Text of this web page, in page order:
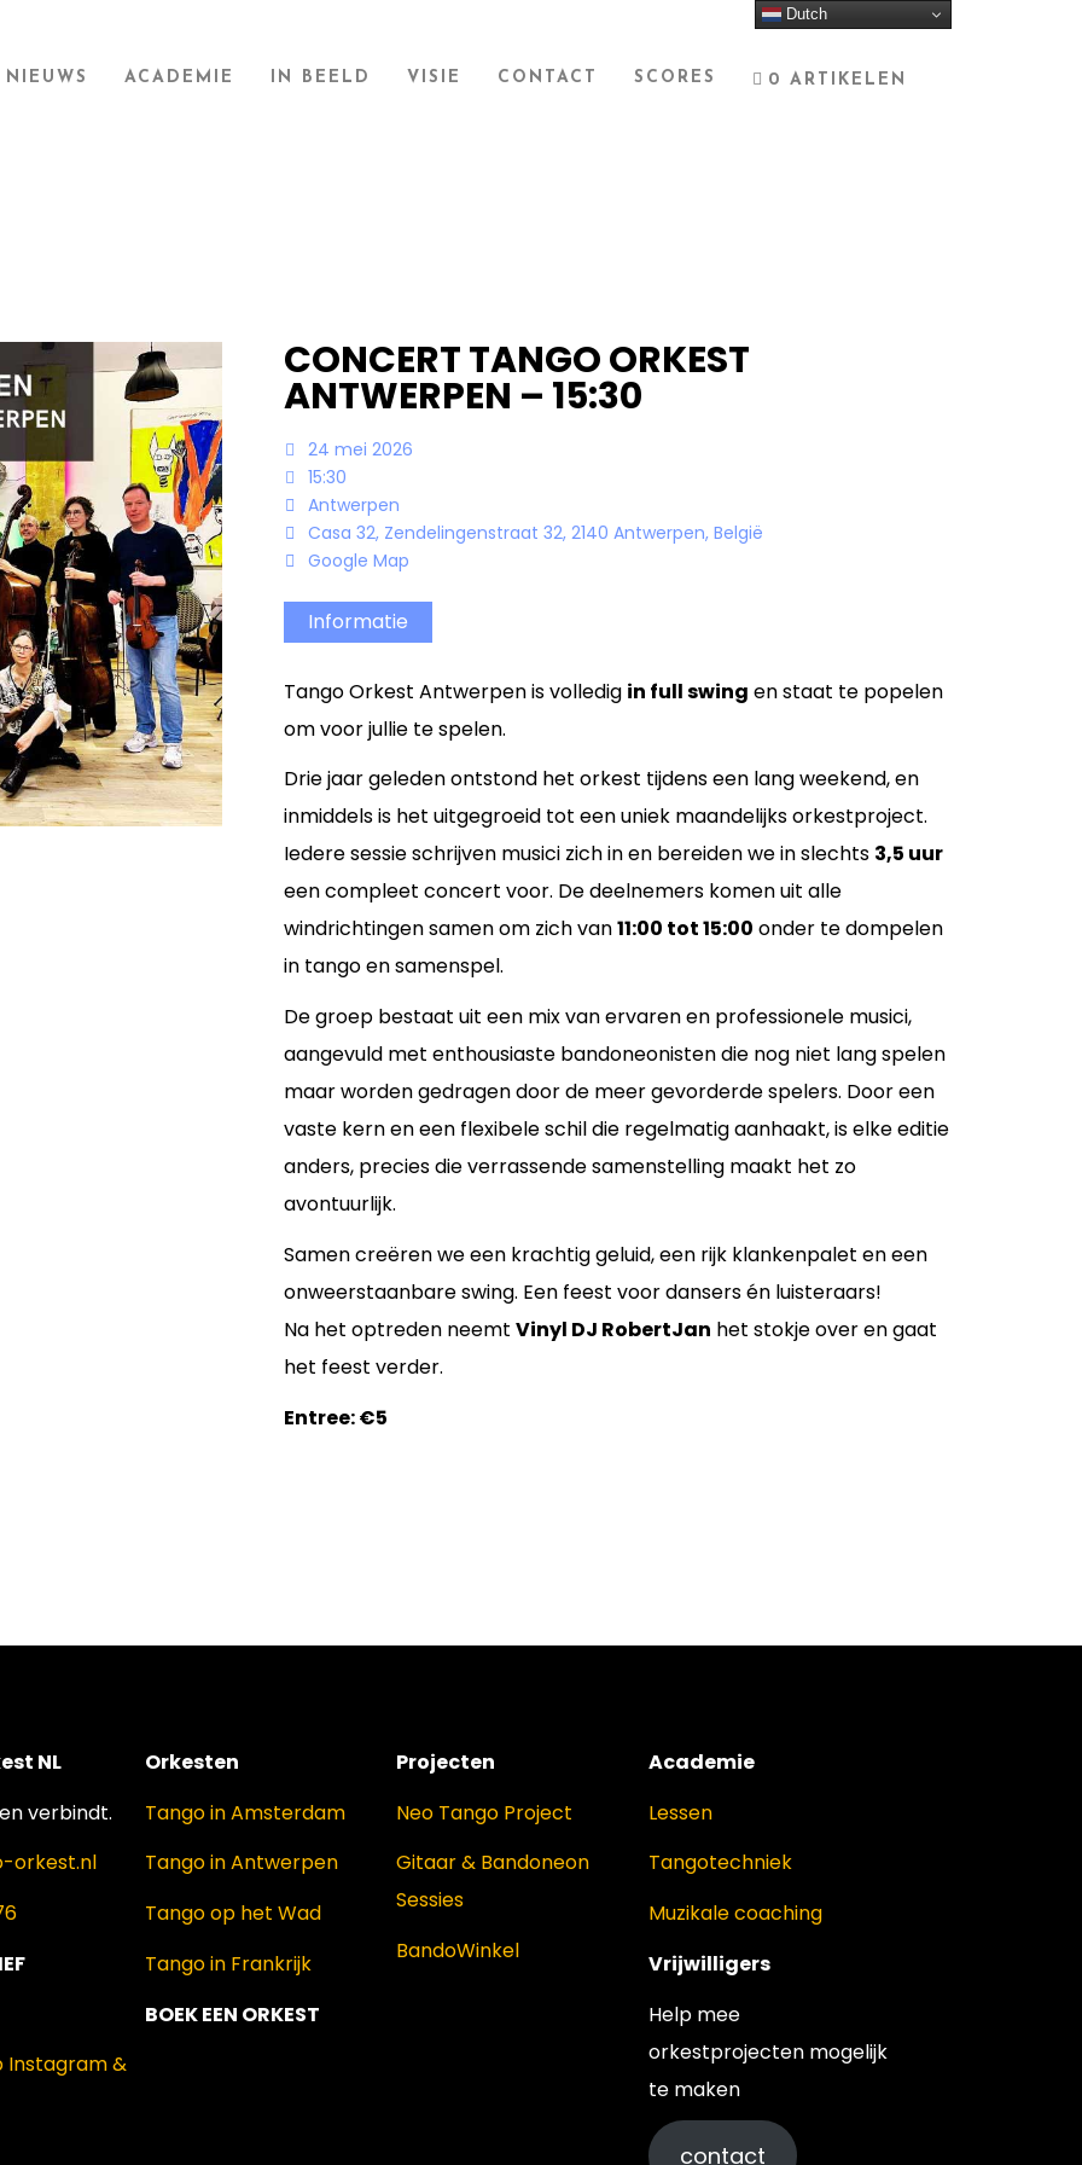
NIEUWS ACADEMIE IN BEELD VISIE CONTACT SCORES 0 ARTIKELEN
CONCERT TANGO ORKEST
ANTWERPEN – 15:30
24 mei 2026
15:30
Antwerpen
Casa 32, Zendelingenstraat 32, 2140 Antwerpen, België
Google Map
Informatie
Tango Orkest Antwerpen is volledig in full swing en staat te popelen
om voor jullie te spelen.
Drie jaar geleden ontstond het orkest tijdens een lang weekend, en
inmiddels is het uitgegroeid tot een uniek maandelijks orkestproject.
Iedere sessie schrijven musici zich in en bereiden we in slechts 3,5 uur
een compleet concert voor. De deelnemers komen uit alle
windrichtingen samen om zich van11:00 tot 15:00 onder te dompelen
in tango en samenspel.
De groep bestaat uit een mix van ervaren en professionele musici,
aangevuld met enthousiaste bandoneonisten die nog niet lang spelen
maar worden gedragen door de meer gevorderde spelers. Door een
vaste kern en een flexibele schil die regelmatig aanhaakt, is elke editie
anders, precies die verrassende samenstelling maakt het zo
avontuurlijk.
Samen creëren we een krachtig geluid, een rijk klankenpalet en een
onweerstaanbare swing. Een feest voor dansers én luisteraars!
Na het optreden neemtVinyl DJ RobertJan het stokje over en gaat
het feest verder.
Entree: €5
NL
verbindt.
orkest.nl
Instagram &
Orkesten
Tango in Amsterdam
Tango in Antwerpen
Tango op het Wad
Tango in Frankrijk
BOEK EEN ORKEST
Projecten
Neo Tango Project
Gitaar & Bandoneon
Sessies
BandoWinkel
Academie
Lessen
Tangotechniek
Muzikale coaching
Vrijwilligers
Help mee
orkestprojecten mogelijk
te maken
contact
Dutch